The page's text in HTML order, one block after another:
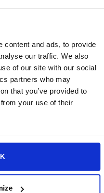
content and ads, to provide
our traffic. We also
of our site with our social
partners who may
that you’ve provided to
your use of their
δεδομένα
.
συγκεκριμένων
ανίχνευση της ακριβούς
όπως το κόψιμο, η
αφαίρεσης τμήματος
προηγμένης
χωρίς να